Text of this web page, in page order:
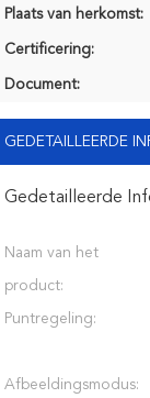
Plaats van herkomst:
Certificering:
Document:
GEDETAILLEERDE
Gedetailleerde
Naam van het
product:
Puntregeling:
Afbeeldingsmodus: